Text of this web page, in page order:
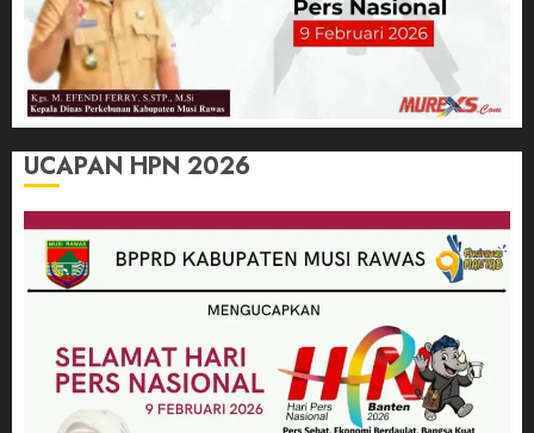
UCAPAN HPN 2026